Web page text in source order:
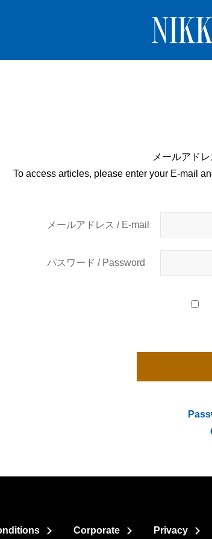
メールアド
To access articles, please enter your E-mail
メールアドレス / E-mail
パスワード / Password
Corporate Privacy